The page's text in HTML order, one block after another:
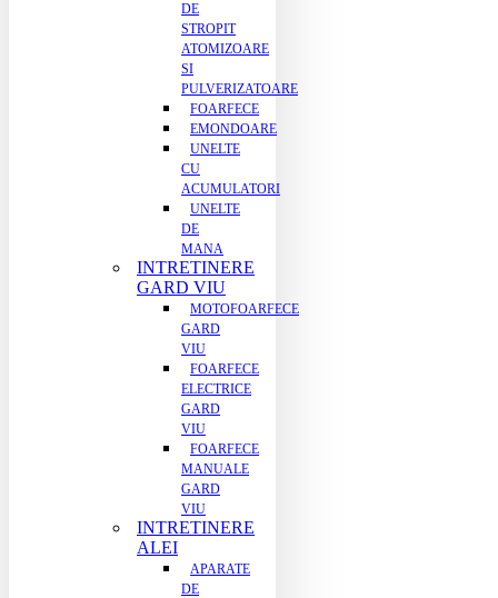
DE
STROPIT
ATOMIZOARE
SI
PULVERIZATOARE
FOARFECE
EMONDOARE
UNELTE
CU
ACUMULATORI
UNELTE
DE
MANA
INTRETINERE
GARD VIU
MOTOFOARFECE
GARD
VIU
FOARFECE
ELECTRICE
GARD
VIU
FOARFECE
MANUALE
GARD
VIU
INTRETINERE
ALEI
APARATE
DE